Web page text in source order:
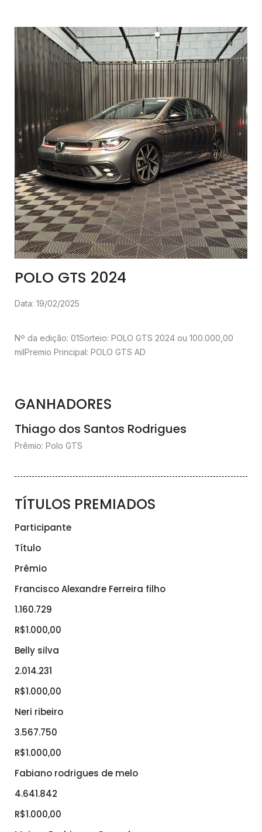
POLO GTS 2024
Data: 19/02/2025
Nº da edição: 01Sorteio: POLO GTS 2024 ou 100.000,00
milPremio Principal: POLO GTS AD
GANHADORES
Thiago dos Santos Rodrigues
Prêmio: Polo GTS
TÍTULOS PREMIADOS
Participante
Título
Prêmio
Francisco Alexandre Ferreira filho
1.160.729
R$1.000,00
Belly silva
2.014.231
R$1.000,00
Neri ribeiro
3.567.750
R$1.000,00
Fabiano rodrigues de melo
4.641.842
R$1.000,00